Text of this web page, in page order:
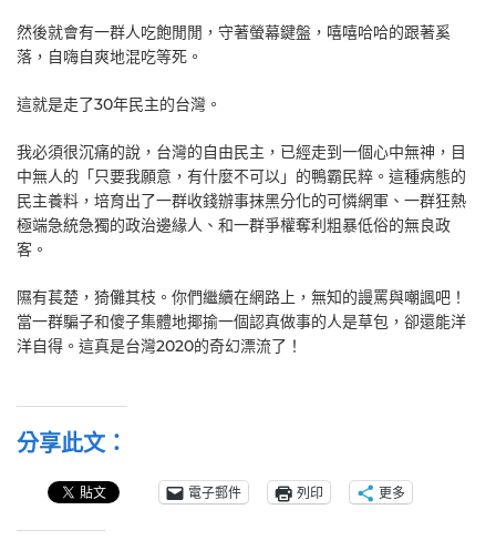
然後就會有一群人吃飽閒閒，守著螢幕鍵盤，嘻嘻哈哈的跟著奚
落，自嗨自爽地混吃等死。
這就是走了30年民主的台灣。
我必須很沉痛的說，台灣的自由民主，已經走到一個心中無神，目
中無人的「只要我願意，有什麼不可以」的鴨霸民粹。這種病態的
民主養料，培育出了一群收錢辦事抹黑分化的可憐網軍、一群狂熱
極端急統急獨的政治邊緣人、和一群爭權奪利粗暴低俗的無良政
客。
隰有萇楚，猗儺其枝。你們繼續在網路上，無知的謾罵與嘲諷吧！
當一群騙子和傻子集體地揶揄一個認真做事的人是草包，卻還能洋
洋自得。這真是台灣2020的奇幻漂流了！
分享此文：
電子郵件 列印 更多